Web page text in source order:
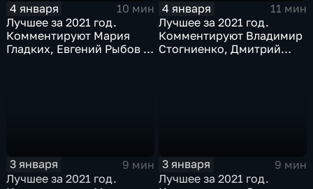
4 января
10 мин
Лучшее за 2021 год.
Комментируют Мария
Гладких, Евгений Рыбов и
4 января
11 мин
Лучшее за 2021 год.
Комментируют Владимир
Стогниенко, Дмитрий
3 января
9 мин
Лучшее за 2021 год.
3 января
9 мин
Лучшее за 2021 год.